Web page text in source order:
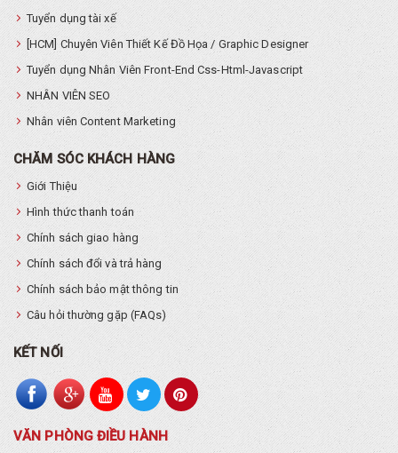
Tuyển dụng tài xế
[HCM] Chuyên Viên Thiết Kế Đồ Họa / Graphic Designer
Tuyển dụng Nhân Viên Front-End Css-Html-Javascript
NHÂN VIÊN SEO
Nhân viên Content Marketing
CHĂM SÓC KHÁCH HÀNG
Giới Thiệu
Hình thức thanh toán
Chính sách giao hàng
Chính sách đổi và trả hàng
Chính sách bảo mật thông tin
Câu hỏi thường gặp (FAQs)
KẾT NỐI
VĂN PHÒNG ĐIỀU HÀNH